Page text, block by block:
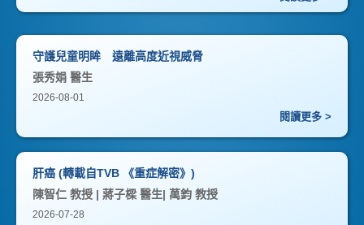
守護兒童明眸 遠離高度近視威脅
張秀娟 醫生
2026-08-01
閱讀更多 >
肝癌 (轉載自TVB 《重症解密》)
陳智仁 教授 | 蔣子樑 醫生| 萬鈞 教授
2026-07-28